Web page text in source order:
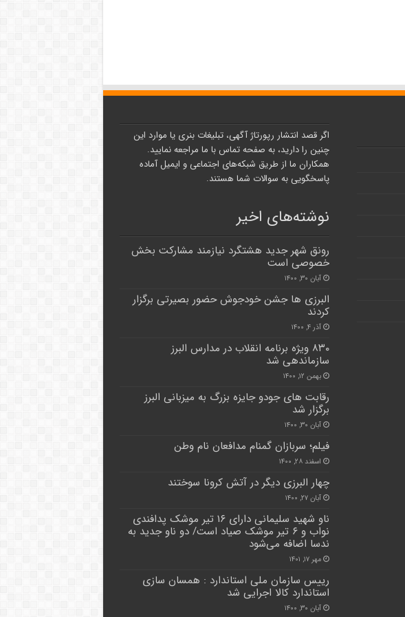
اگر قصد انتشار رپورتاژ آگهی، تبلیغات بنری یا موارد این
چنین را دارید، به صفحه تماس با ما مراجعه نمایید.
همکاران ما از طریق شبکه‌های اجتماعی و ایمیل آماده
پاسخگویی به سوالات شما هستند.
نوشته‌های اخیر
رونق شهر جدید هشتگرد نیازمند مشارکت بخش
خصوصی است
آبان ۳۰, ۱۴۰۰
البرزی ها جشن خودجوش حضور بصیرتی برگزار
کردند
آذر ۴, ۱۴۰۰
۸۳۰ ویژه برنامه انقلاب در مدارس البرز
سازماندهی شد
بهمن ۱۲, ۱۴۰۰
رقابت های جودو جایزه بزرگ به میزبانی البرز
برگزار شد
آبان ۳۰, ۱۴۰۰
فیلم؛ سربازان گمنام مدافعان نام وطن
اسفند ۲۸, ۱۴۰۰
چهار البرزی دیگر در آتش کرونا سوختند
آبان ۲۷, ۱۴۰۰
ناو شهید سلیمانی دارای ۱۶ تیر موشک پدافندی
نواب و ۶ تیر موشک صیاد است/ دو ناو جدید به
ندسا اضافه می‌شود
مهر ۱۷, ۱۴۰۱
رییس سازمان ملی استاندارد : همسان سازی
استاندارد کالا اجرایی شد
آبان ۳۰, ۱۴۰۰